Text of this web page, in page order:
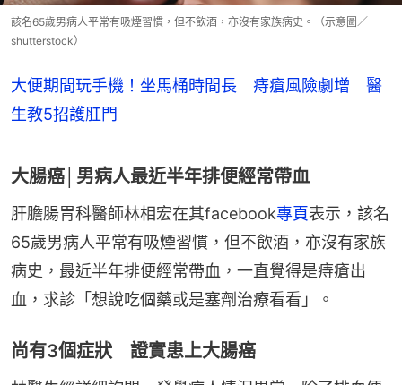
該名65歲男病人平常有吸煙習慣，但不飲酒，亦沒有家族病史。（示意圖／
shutterstock）
大便期間玩手機！坐馬桶時間長 痔瘡風險劇增 醫
生教5招護肛門
大腸癌│男病人最近半年排便經常帶血
肝膽腸胃科醫師林相宏在其facebook專頁表示，該名
65歲男病人平常有吸煙習慣，但不飲酒，亦沒有家族
病史，最近半年排便經常帶血，一直覺得是痔瘡出
血，求診「想說吃個藥或是塞劑治療看看」。
尚有3個症狀 證實患上大腸癌